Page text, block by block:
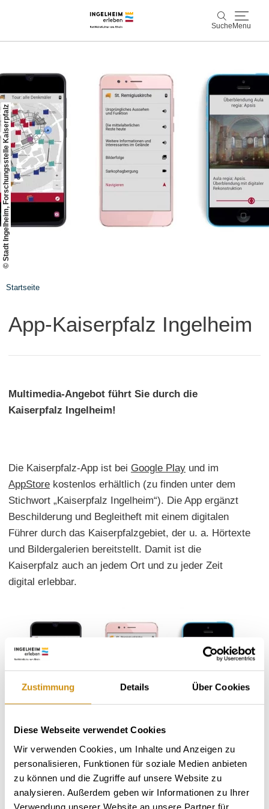
Zustimmung Details Über Cookies
Diese Webseite verwendet Cookies
Wir verwenden Cookies, um Inhalte und Anzeigen zu
personalisieren, Funktionen für soziale Medien anbieten
zu können und die Zugriffe auf unsere Website zu
analysieren. Außerdem geben wir Informationen zu Ihrer
Verwendung unserer Website an unsere Partner für
Suche Menu
Suche
Entdecken & Erleben
Wein & Genuss
Kaiserpfalz, Kunst & Kultur
Planen & Buchen
Info & Service
Leichte Sprache Erlebnisse buchen
© Stadt Ingelheim, Forschungsstelle Kaiserpfalz
Startseite
App-Kaiserpfalz Ingelheim
Multimedia-Angebot führt Sie durch die
Kaiserpfalz Ingelheim!
Die Kaiserpfalz-App ist bei Google Play und im
AppStore kostenlos erhältlich (zu finden unter dem
Stichwort „Kaiserpfalz Ingelheim“). Die App ergänzt
Beschilderung und Begleitheft mit einem digitalen
Führer durch das Kaiserpfalzgebiet, der u. a. Hörtexte
und Bildergalerien bereitstellt. Damit ist die
Kaiserpfalz auch an jedem Ort und zu jeder Zeit
digital erlebbar.